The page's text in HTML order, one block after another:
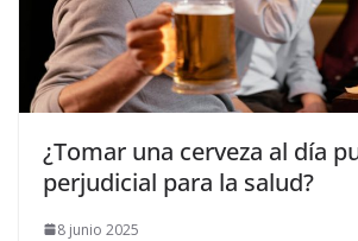
¿Tomar una cerveza al día
perjudicial para la salud?
8 junio 2025